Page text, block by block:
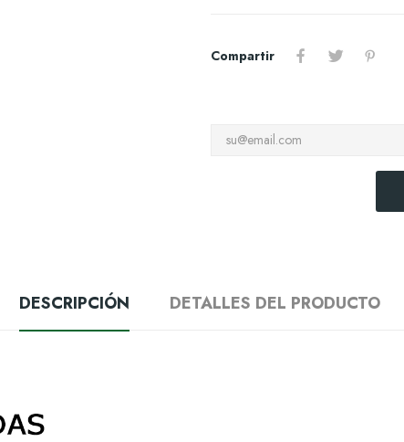
Compartir
DESCRIPCIÓN DETALLES DEL PRODUCTO